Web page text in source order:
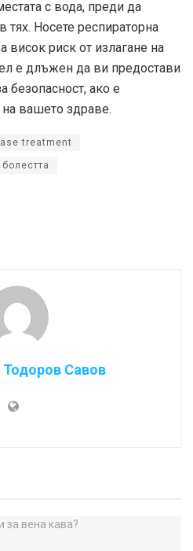
с вода, преди да
тях. Носете респираторна
висок риск от излагане на
е длъжен да ви предостави
безопасност, ако е
вашето здраве.
treatment
Савов